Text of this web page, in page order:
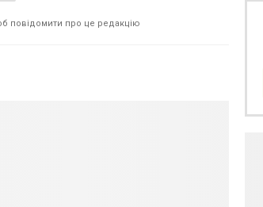
повідомити про це редакцію